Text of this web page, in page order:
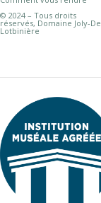
© 2024 – Tous droits
réservés, Domaine Joly-De
Lotbinière